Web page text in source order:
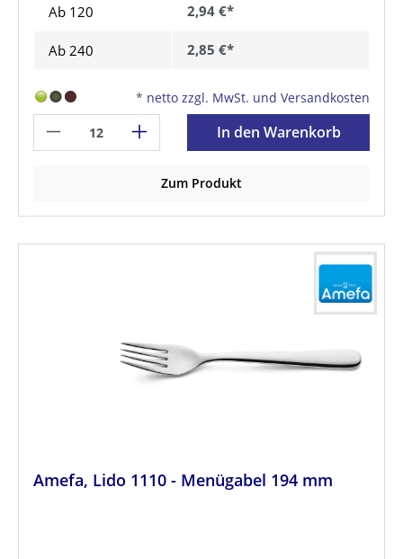
Ab 120 2,94 €*
Ab 240 2,85 €*
* netto zzgl. MwSt. und Versandkosten
In den Warenkorb
Zum Produkt
Amefa, Lido 1110 - Menügabel 194 mm